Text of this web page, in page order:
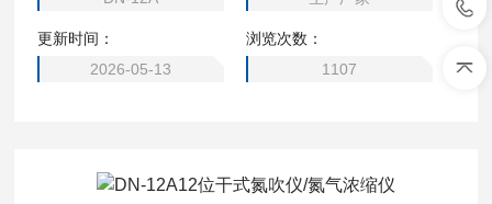
化。
更新时间：
2026-05-13
浏览次数：
1107